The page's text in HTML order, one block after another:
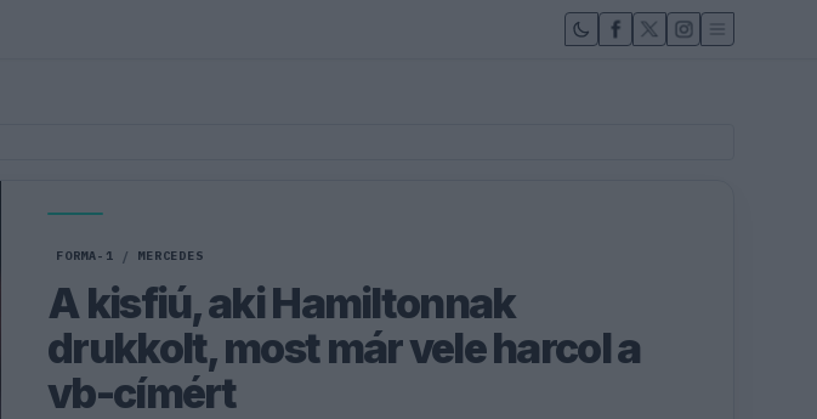
FORMA-1 / MERCEDES
A kisfiú, aki Hamiltonnak
drukkolt, most már vele harcol a
vb-címért